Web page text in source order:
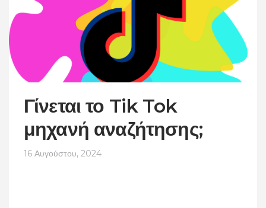
Γίνεται το Tik Tok
μηχανή αναζήτησης;
16 Αυγούστου, 2024